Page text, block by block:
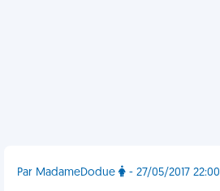
Par MadameDodue - 27/05/2017 22:00